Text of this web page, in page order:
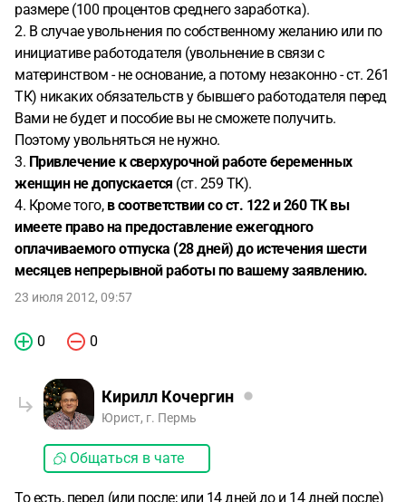
размере (100 процентов среднего заработка).
2. В случае увольнения по собственному желанию или по
инициативе работодателя (увольнение в связи с
материнством - не основание, а потому незаконно - ст. 261
ТК) никаких обязательств у бывшего работодателя перед
Вами не будет и пособие вы не сможете получить.
Поэтому увольняться не нужно.
3. Привлечение к сверхурочной работе беременных
женщин не допускается (ст. 259 ТК).
4. Кроме того, в соответствии со ст. 122 и 260 ТК вы
имеете право на предоставление ежегодного
оплачиваемого отпуска (28 дней) до истечения шести
месяцев непрерывной работы по вашему заявлению.
23 июля 2012, 09:57
0 0
Кирилл Кочергин
Юрист, г. Пермь
Общаться в чате
То есть, перед (или после; или 14 дней до и 14 дней после)